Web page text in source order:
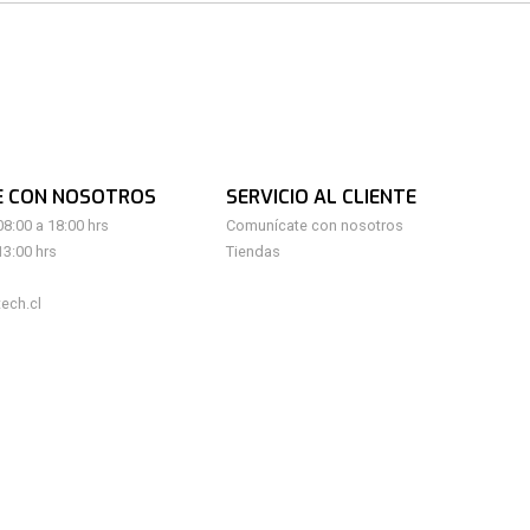
CON NOSOTROS
a 18:00 hrs
hrs
SERVICIO AL CLIENTE
Comunícate con nosotros
Tiendas